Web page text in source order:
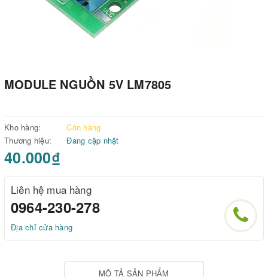
MODULE NGUỒN 5V LM7805
Kho hàng:
Còn hàng
Thương hiệu:
Đang cập nhật
40.000₫
Liên hệ mua hàng
0964-230-278
Địa chỉ cửa hàng
MÔ TẢ SẢN PHẨM